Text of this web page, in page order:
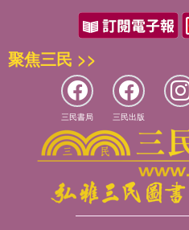
聚焦三民 >>
三民書局 三民出版